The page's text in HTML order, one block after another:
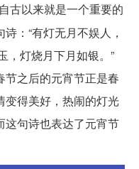
古以来就是一个重要的
：“有灯无月不娱人，
，灯烧月下月如银。”
之后的元宵节正是春
变得美好，热闹的灯光
这句诗也表达了元宵节